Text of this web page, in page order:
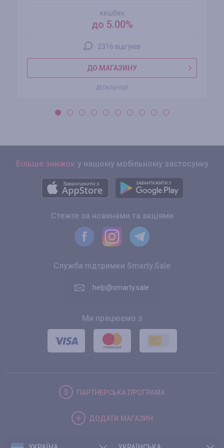
кешбек
до 5.00%
2316 відгуків
ДО МАГАЗИНУ
ДЕТАЛЬНІШЕ
Більше знижок у нашому мобільному застосунку
Стежте за новинами та акціями
Служба підтримки Smarty.Sale
help@smarty.sale
Ми працюємо з
ПАРТНЕРСЬКА ПРОГРАМА
ДОДАТИ МАГАЗИН